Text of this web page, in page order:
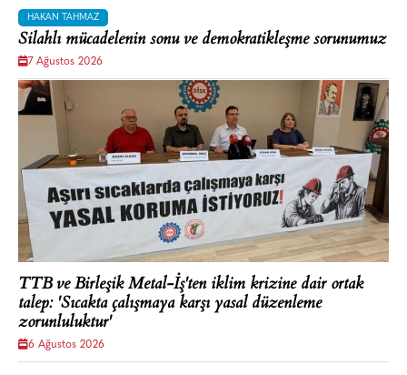
HAKAN TAHMAZ
Silahlı mücadelenin sonu ve demokratikleşme sorunumuz
7 Ağustos 2026
TTB ve Birleşik Metal-İş'ten iklim krizine dair ortak
talep: 'Sıcakta çalışmaya karşı yasal düzenleme
zorunluluktur'
6 Ağustos 2026